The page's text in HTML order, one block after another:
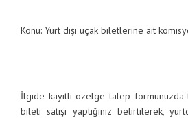
Konu: Yurt dışı uçak biletlerine ait
İlgide kayıtlı özelge talep formunuzda
bileti satışı yaptığınız belirtilerek,